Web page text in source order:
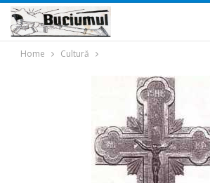
Home Cultură